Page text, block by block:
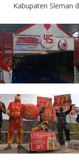
Kabupaten Sleman